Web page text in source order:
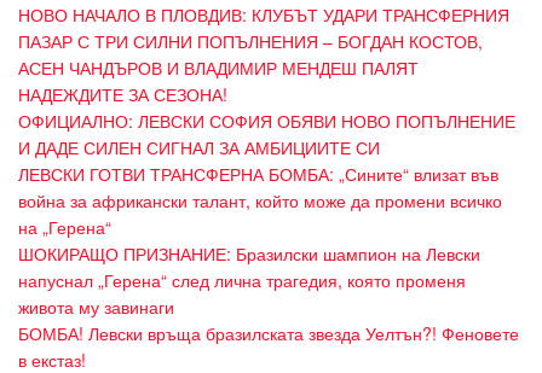
НОВО НАЧАЛО В ПЛОВДИВ: КЛУБЪТ УДАРИ ТРАНСФЕРНИЯ
ПАЗАР С ТРИ СИЛНИ ПОПЪЛНЕНИЯ – БОГДАН КОСТОВ,
АСЕН ЧАНДЪРОВ И ВЛАДИМИР МЕНДЕШ ПАЛЯТ
НАДЕЖДИТЕ ЗА СЕЗОНА!
ОФИЦИАЛНО: ЛЕВСКИ СОФИЯ ОБЯВИ НОВО ПОПЪЛНЕНИЕ
И ДАДЕ СИЛЕН СИГНАЛ ЗА АМБИЦИИТЕ СИ
ЛЕВСКИ ГОТВИ ТРАНСФЕРНА БОМБА: „Сините“ влизат във
война за африкански талант, който може да промени всичко
на „Герена“
ШОКИРАЩО ПРИЗНАНИЕ: Бразилски шампион на Левски
напуснал „Герена“ след лична трагедия, която променя
живота му завинаги
БОМБА! Левски връща бразилската звезда Уелтън?! Феновете
в екстаз!